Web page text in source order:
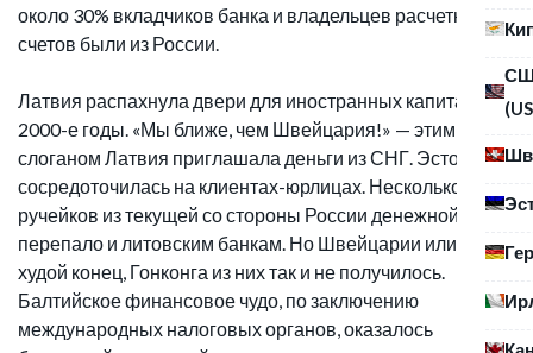
около 30% вкладчиков банка и владельцев расчетных
счетов были из России.
Латвия распахнула двери для иностранных капиталов в
2000-е годы. «Мы ближе, чем Швейцария!» — этим
слоганом Латвия приглашала деньги из СНГ. Эстония
сосредоточилась на клиентах-юрлицах. Несколько
ручейков из текущей со стороны России денежной реки
перепало и литовским банкам. Но Швейцарии или, на
худой конец, Гонконга из них так и не получилось.
Балтийское финансовое чудо, по заключению
международных налоговых органов, оказалось